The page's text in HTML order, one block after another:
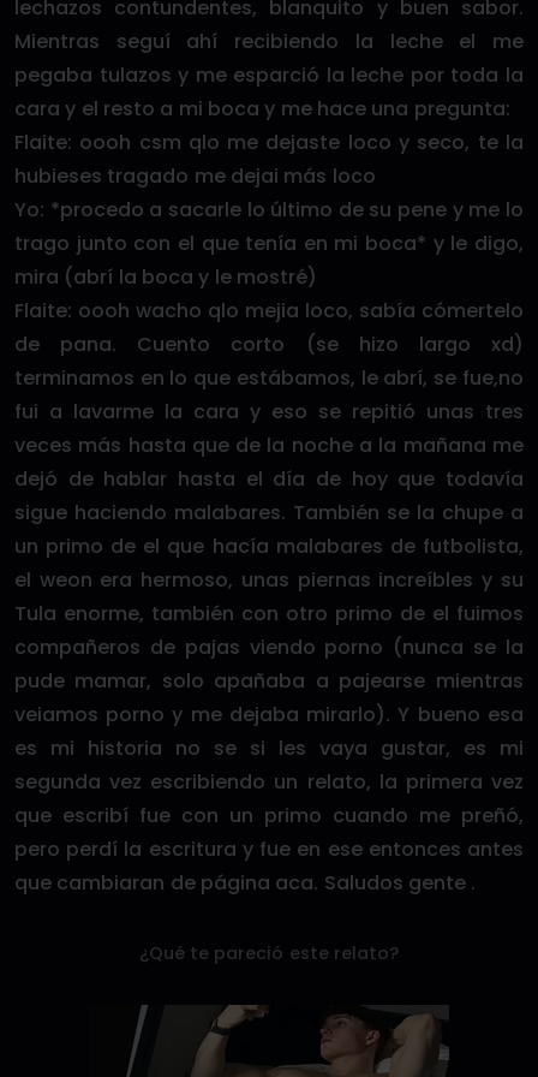
lechazos contundentes, blanquito y buen sabor.
Mientras seguí ahí recibiendo la leche el me
pegaba tulazos y me esparció la leche por toda la
cara y el resto a mi boca y me hace una pregunta:
Flaite: oooh csm qlo me dejaste loco y seco, te la
hubieses tragado me dejai más loco
Yo: *procedo a sacarle lo último de su pene y me lo
trago junto con el que tenía en mi boca* y le digo,
mira (abrí la boca y le mostré)
Flaite: oooh wacho qlo mejia loco, sabía cómertelo
de pana. Cuento corto (se hizo largo xd)
terminamos en lo que estábamos, le abrí, se fue,no
fui a lavarme la cara y eso se repitió unas tres
veces más hasta que de la noche a la mañana me
dejó de hablar hasta el día de hoy que todavía
sigue haciendo malabares. También se la chupe a
un primo de el que hacía malabares de futbolista,
el weon era hermoso, unas piernas increíbles y su
Tula enorme, también con otro primo de el fuimos
compañeros de pajas viendo porno (nunca se la
pude mamar, solo apañaba a pajearse mientras
veiamos porno y me dejaba mirarlo). Y bueno esa
es mi historia no se si les vaya gustar, es mi
segunda vez escribiendo un relato, la primera vez
que escribí fue con un primo cuando me preñó,
pero perdí la escritura y fue en ese entonces antes
que cambiaran de página aca. Saludos gente .
¿Qué te pareció este relato?